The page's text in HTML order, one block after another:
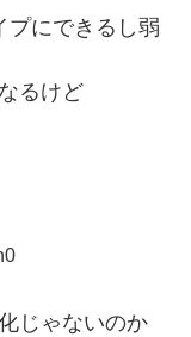
プにできるし弱
るけど
じゃないのか